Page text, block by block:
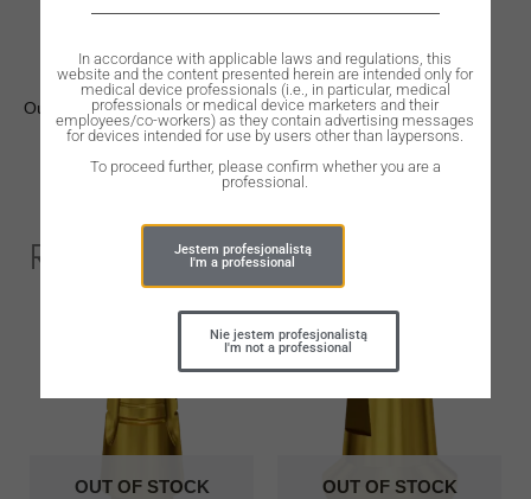
Out of stock
Related Products
OUT OF STOCK OUT OF STOCK
In accordance with applicable laws and regulations, this
website and the content presented herein are intended only for
medical device professionals (i.e., in particular, medical
professionals or medical device marketers and their
employees/co-workers) as they contain advertising messages
for devices intended for use by users other than laypersons.
To proceed further, please confirm whether you are a
professional.
Jestem profesjonalistą
I'm a professional
Nie jestem profesjonalistą
I'm not a professional